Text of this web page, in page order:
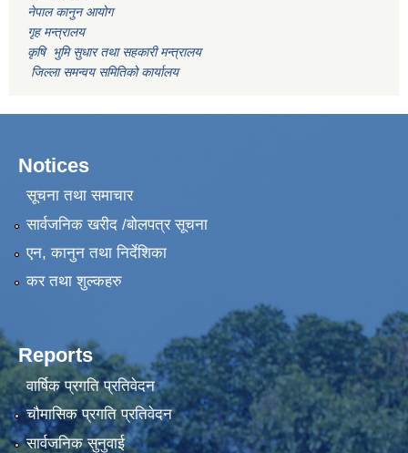
नेपाल कानुन आयोग
गृह मन्त्रालय
कृषि भुमि सुधार तथा सहकारी मन्त्रालय
जिल्ला समन्वय समितिको कार्यालय
Notices
सूचना तथा समाचार
सार्वजनिक खरीद /बोलपत्र सूचना
एन, कानुन तथा निर्देशिका
कर तथा शुल्कहरु
Reports
वार्षिक प्रगति प्रतिवेदन
चौमासिक प्रगति प्रतिवेदन
सार्वजनिक सुनुवाई